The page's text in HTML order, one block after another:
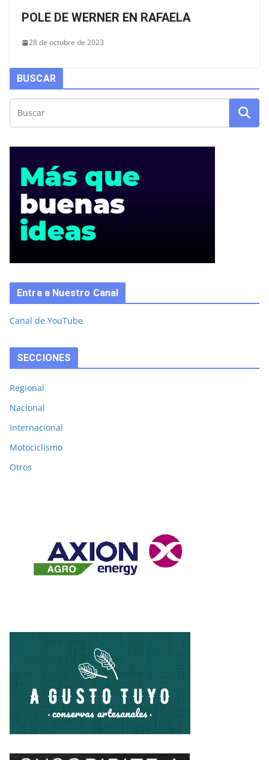
POLE DE WERNER EN RAFAELA
28 de octubre de 2023
BUSCAR
Entra a Nuestro Canal
Canal de YouTube
SECCIONES
Regional
Nacional
Internacional
Motociclismo
Otros